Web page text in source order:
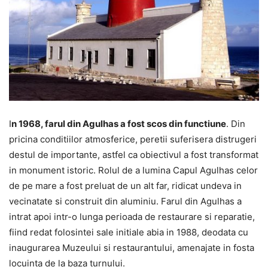
In 1968, farul din Agulhas a fost scos din functiune. Din
pricina conditiilor atmosferice, peretii suferisera distrugeri
destul de importante, astfel ca obiectivul a fost transformat
in monument istoric. Rolul de a lumina Capul Agulhas celor
de pe mare a fost preluat de un alt far, ridicat undeva in
vecinatate si construit din aluminiu. Farul din Agulhas a
intrat apoi intr-o lunga perioada de restaurare si reparatie,
fiind redat folosintei sale initiale abia in 1988, deodata cu
inaugurarea Muzeului si restaurantului, amenajate in fosta
locuinta de la baza turnului.